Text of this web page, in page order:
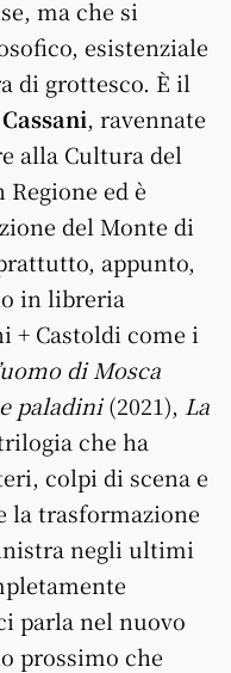
ma che si
esistenziale
di grottesco. È il
, ravennate
alla Cultura del
ed è
del Monte di
appunto,
in libreria
+ Castoldi come i
di Mosca
paladini(2021), La
che ha
colpi di scena e
la trasformazione
negli ultimi
parla nel nuovo
prossimo che